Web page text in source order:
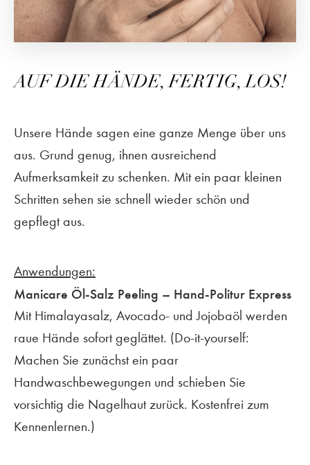
AUF DIE HÄNDE, FERTIG, LOS!
Unsere Hände sagen eine ganze Menge über uns
aus. Grund genug, ihnen ausreichend
Aufmerksamkeit zu schenken. Mit ein paar kleinen
Schritten sehen sie schnell wieder schön und
gepflegt aus.
Anwendungen:
Manicare Öl-Salz Peeling – Hand-Politur Express
Mit Himalayasalz, Avocado- und Jojobaöl werden
raue Hände sofort geglättet. (Do-it-yourself:
Machen Sie zunächst ein paar
Handwaschbewegungen und schieben Sie
vorsichtig die Nagelhaut zurück. Kostenfrei zum
Kennenlernen.)